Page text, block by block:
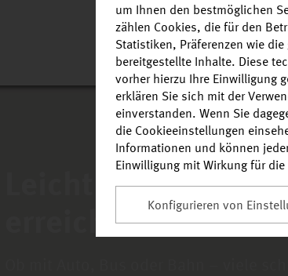
Leicht zu finden,
erreichen.
um Ihnen den bestmöglichen
zählen Cookies, die für den
Statistiken, Präferenzen wie
bereitgestellte Inhalte. Diese
vorher hierzu Ihre Einwilligung
erklären Sie sich mit der
einverstanden. Wenn Sie
die Cookieeinstellungen
Informationen und können
Einwilligung mit Wirkung für
Konfigurieren von